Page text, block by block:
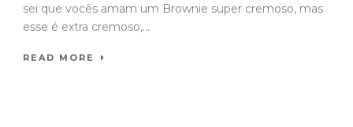
sei que vocês amam um Brownie super cremoso, mas
esse é extra cremoso,...
READ MORE